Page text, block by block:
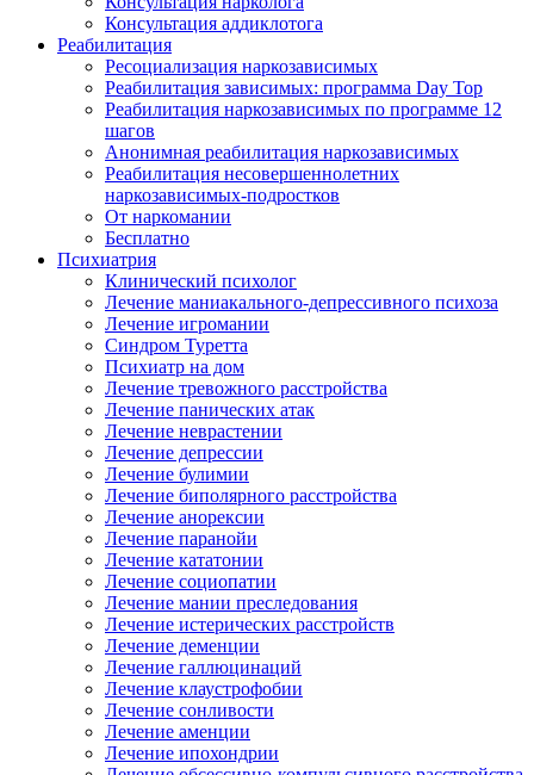
Консультация аддиклотога
Реабилитация
Ресоциализация наркозависимых
Реабилитация зависимых: программа Day Top
Реабилитация наркозависимых по программе 12
шагов
Анонимная реабилитация наркозависимых
Реабилитация несовершеннолетних
наркозависимых-подростков
От наркомании
Бесплатно
Психиатрия
Клинический психолог
Лечение маниакального-депрессивного психоза
Лечение игромании
Синдром Туретта
Психиатр на дом
Лечение тревожного расстройства
Лечение панических атак
Лечение неврастении
Лечение депрессии
Лечение булимии
Лечение биполярного расстройства
Лечение анорексии
Лечение паранойи
Лечение кататонии
Лечение социопатии
Лечение мании преследования
Лечение истерических расстройств
Лечение деменции
Лечение галлюцинаций
Лечение клаустрофобии
Лечение сонливости
Лечение аменции
Лечение ипохондрии